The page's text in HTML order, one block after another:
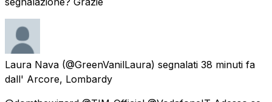
Laura Nava (@GreenVanilLaura) segnalati 38 minuti fa
dall' Arcore, Lombardy